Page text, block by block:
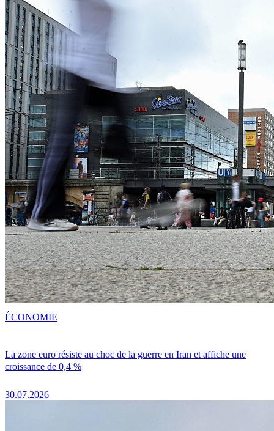
La zone euro résiste au choc de la guerre en Iran et affiche une
croissance de 0,4 %
30.07.2026
ÉCONOMIE